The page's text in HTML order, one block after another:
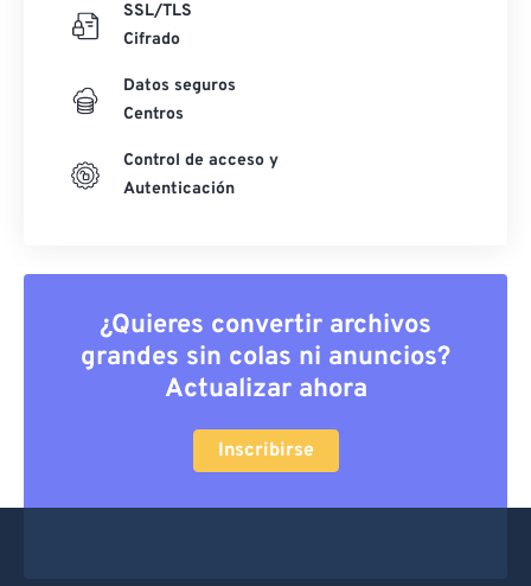
SSL/TLS
Cifrado
Datos seguros
Centros
Control de acceso y
Autenticación
¿Quieres convertir archivos
grandes sin colas ni anuncios?
Actualizar ahora
Inscribirse